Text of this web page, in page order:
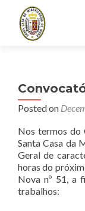
Posted on
Nos termos do
Santa Casa da
Geral de
horas do
Nova nº 51, a
trabalhos: